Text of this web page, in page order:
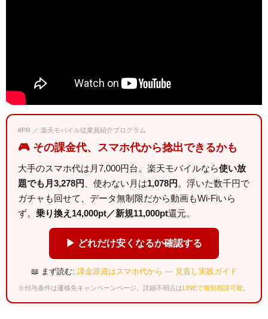
#PR ／ 楽天モバイル従業員紹介プログラム
🎮 その課金代、スマホ代から捻出できるかも
大手のスマホ代は月7,000円台。楽天モバイルなら使い放
題でも月3,278円
、使わない月は1,078円 。浮いた数千円で
ガチャも回せて、データ無制限だから動画もWi-Fiいら
ず。 乗り換え14,000pt／新規11,000pt還元。
▶ どれだけ安くなるか確認する
📖 まず読む: 課金原資はスマホ代から — 見直し実践ガイド
※付与条件は遷移先キャンペーンページ。詳細不明点はLINEで個別相談可能